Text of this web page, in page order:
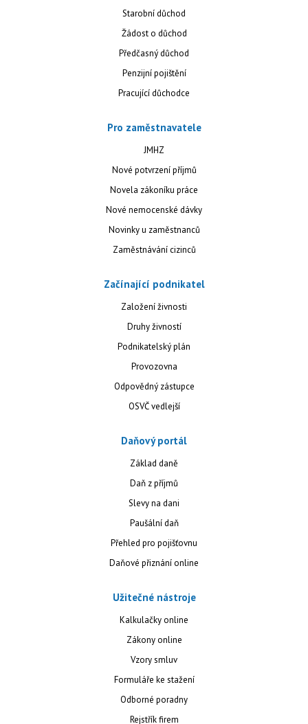
Starobní důchod
Žádost o důchod
Předčasný důchod
Penzijní pojištění
Pracující důchodce
Pro zaměstnavatele
JMHZ
Nové potvrzení příjmů
Novela zákoníku práce
Nové nemocenské dávky
Novinky u zaměstnanců
Zaměstnávání cizinců
Začínající podnikatel
Založení živnosti
Druhy živností
Podnikatelský plán
Provozovna
Odpovědný zástupce
OSVČ vedlejší
Daňový portál
Základ daně
Daň z příjmů
Slevy na dani
Paušální daň
Přehled pro pojišťovnu
Daňové přiznání online
Užitečné nástroje
Kalkulačky online
Zákony online
Vzory smluv
Formuláře ke stažení
Odborné poradny
Rejstřík firem